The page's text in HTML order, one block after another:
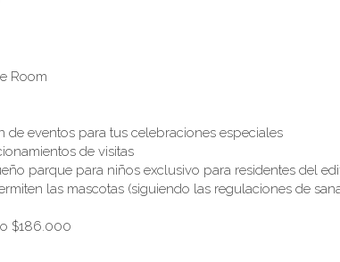
Room
de eventos para tus celebraciones especiales
de visitas
parque para niños exclusivo para residentes del
las mascotas (siguiendo las regulaciones de
$186.000